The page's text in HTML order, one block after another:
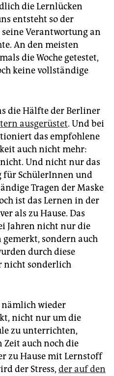
die Lernlücken
entsteht so der
Verantwortung an
An den meisten
die Woche getestet,
keine vollständige
die Hälfte der Berliner
ausgerüstet. Und bei
das empfohlene
auch nicht mehr:
Und nicht nur das
für SchülerInnen und
Tragen der Maske
ist das Lernen in der
als zu Hause. Das
Jahren nicht nur die
sondern auch
durch diese
nicht sonderlich
wieder
nicht nur um die
zu unterrichten,
auch noch die
zu Hause mit Lernstoff
der Stress, der auf den